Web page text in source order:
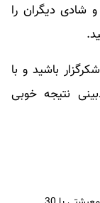
شادی دیگران را
باشید و با
نتیجه خوبی